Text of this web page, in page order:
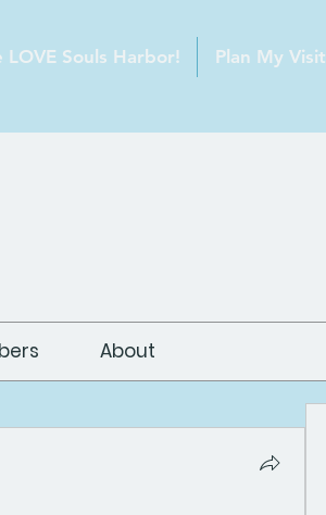
LOVE Souls Harbor! Plan My Visit
About